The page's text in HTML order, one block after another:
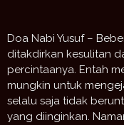
Doa Nabi Yusuf –
ditakdirkan kesulitan
percintaanya. Entah
mungkin untuk
selalu saja tidak
yang diinginkan.